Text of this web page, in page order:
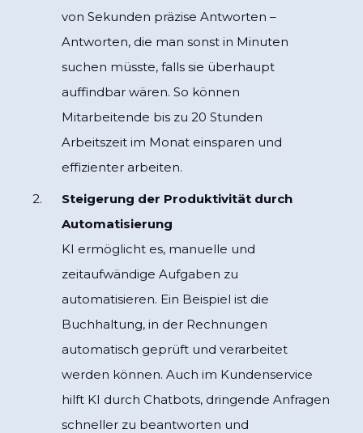
von Sekunden präzise Antworten –
Antworten, die man sonst in Minuten
suchen müsste, falls sie überhaupt
auffindbar wären. So können
Mitarbeitende bis zu 20 Stunden
Arbeitszeit im Monat einsparen und
effizienter arbeiten.
Steigerung der Produktivität durch
Automatisierung
KI ermöglicht es, manuelle und
zeitaufwändige Aufgaben zu
automatisieren. Ein Beispiel ist die
Buchhaltung, in der Rechnungen
automatisch geprüft und verarbeitet
werden können. Auch im Kundenservice
hilft KI durch Chatbots, dringende Anfragen
schneller zu beantworten und